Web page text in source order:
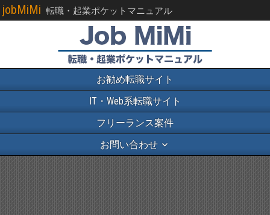
jobMiMi 転職・起業ポケットマニュアル
お勧め転職サイト
IT・Web系転職サイト
フリーランス案件
お問い合わせ